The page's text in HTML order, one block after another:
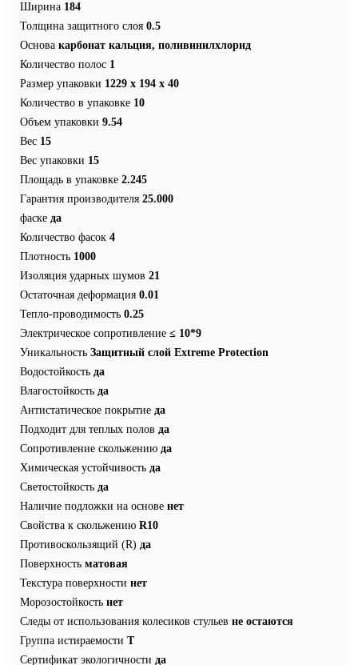
Ширина 184
Толщина защитного слоя 0.5
Основа карбонат кальция, поливинилхлорид
Количество полос 1
Размер упаковки 1229 x 194 x 40
Количество в упаковке 10
Объем упаковки 9.54
Вес 15
Вес упаковки 15
Площадь в упаковке 2.245
Гарантия производителя 25.000
фаске да
Количество фасок 4
Плотность 1000
Изоляция ударных шумов 21
Остаточная деформация 0.01
Тепло-проводимость 0.25
Электрическое сопротивление ≤ 10*9
Уникальность Защитный слой Extreme Protection
Водостойкость да
Влагостойкость да
Антистатическое покрытие да
Подходит для теплых полов да
Сопротивление скольжению да
Химическая устойчивость да
Светостойкость да
Наличие подложки на основе нет
Свойства к скольжению R10
Противоскользящий (R) да
Поверхность матовая
Текстура поверхности нет
Морозостойкость нет
Следы от использования колесиков стульев не остаются
Группа истираемости T
Сертификат экологичности да